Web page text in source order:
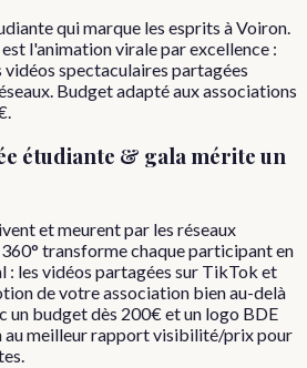
qui marque les esprits à Voiron.
l'animation virale par excellence :
spectaculaires partagées
Budget adapté aux associations
étudiante & gala mérite un
et meurent par les réseaux
transforme chaque participant en
: les vidéos partagées sur TikTok et
de votre association bien au-delà
un budget dès 200€ et un logo BDE
au meilleur rapport visibilité/prix pour